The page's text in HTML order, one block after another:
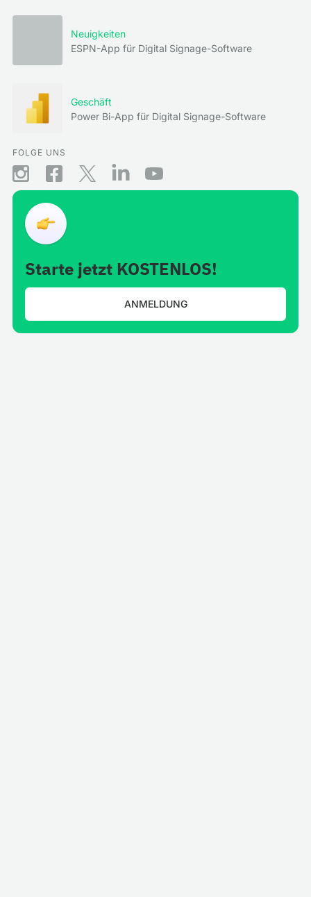
Neuigkeiten
ESPN-App für Digital Signage-Software
Geschäft
Power Bi-App für Digital Signage-Software
FOLGE UNS
Starte jetzt KOSTENLOS!
ANMELDUNG